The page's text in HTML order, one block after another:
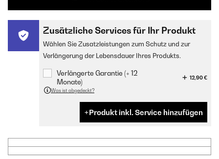
Zusätzliche Services für Ihr Produkt
Wählen Sie Zusatzleistungen zum Schutz und zur
Verlängerung der Lebensdauer Ihres Produkts.
Verlängerte Garantie (+ 12
Monate)
12,90 €
Was ist abgedeckt?
Produkt inkl. Service hinzufügen